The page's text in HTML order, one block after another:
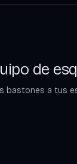
de
a tus